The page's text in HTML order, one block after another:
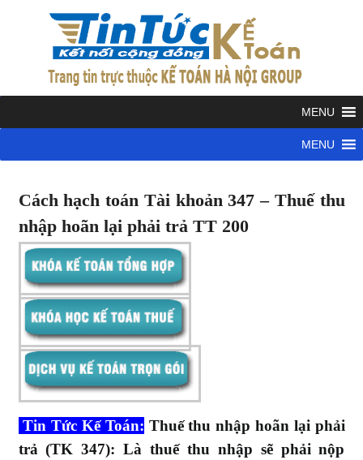
TOÁN
HÀ
NỘI
Kết
toán
Cách
hạch
toán
tài
khoản
TT200
Hạch
toán
Cách hạch toán Tài khoản 347 – Thuế thu
nhập hoãn lại phải trả TT 200
Tin Tức Kế Toán: Thuế thu nhập hoãn lại phải
trả (TK 347): Là thuế thu nhập sẽ phải nộp